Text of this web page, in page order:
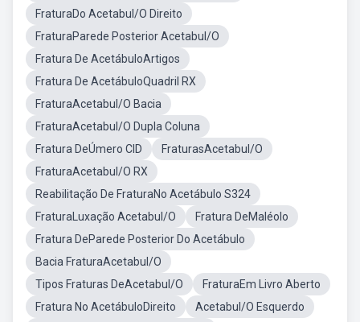
FraturaDo Acetabul/O Direito
FraturaParede Posterior Acetabul/O
Fratura De AcetábuloArtigos
Fratura De AcetábuloQuadril RX
FraturaAcetabul/O Bacia
FraturaAcetabul/O Dupla Coluna
Fratura DeÚmero CID
FraturasAcetabul/O
FraturaAcetabul/O RX
Reabilitação De FraturaNo Acetábulo S324
FraturaLuxação Acetabul/O
Fratura DeMaléolo
Fratura DeParede Posterior Do Acetábulo
Bacia FraturaAcetabul/O
Tipos Fraturas DeAcetabul/O
FraturaEm Livro Aberto
Fratura No AcetábuloDireito
Acetabul/O Esquerdo